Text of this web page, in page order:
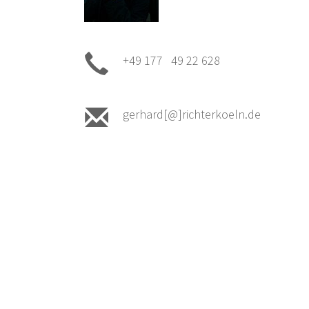
+49 177 49 22 628
gerhard[@]richterkoeln.de